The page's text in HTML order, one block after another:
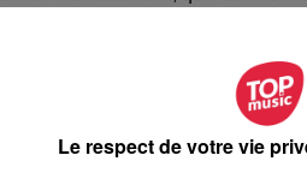
et régulière de la
de la sclérose latérale
mettent en évidence les
Le respect de votre vie